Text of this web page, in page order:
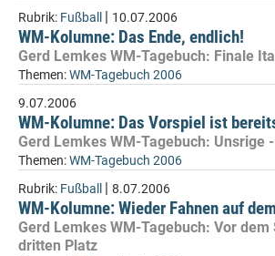
Rubrik: Fußball | 10.07.2006
WM-Kolumne: Das Ende, endlich!
Gerd Lemkes WM-Tagebuch: Finale
Themen:WM-Tagebuch 2006
9.07.2006
WM-Kolumne: Das Vorspiel ist
Gerd Lemkes WM-Tagebuch: Unsrige
Themen:WM-Tagebuch 2006
Rubrik: Fußball | 8.07.2006
WM-Kolumne: Wieder Fahnen auf
Gerd Lemkes WM-Tagebuch: Vor dem
dritten Platz